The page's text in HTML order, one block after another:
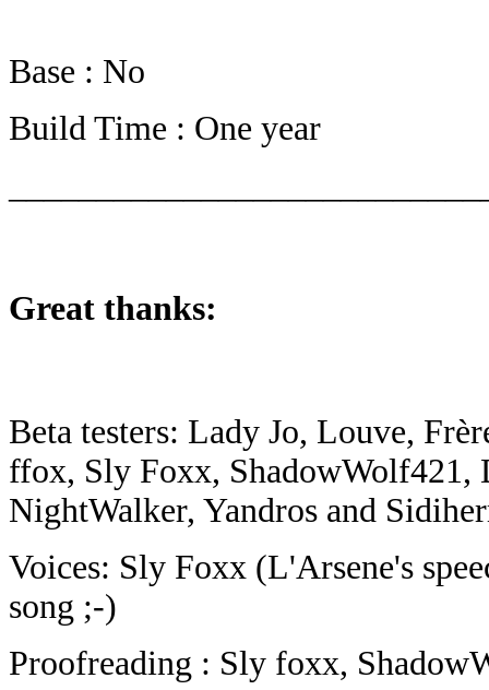
Base : No
Build Time : One year
Great thanks:
Beta testers: Lady Jo, Louve,
ffox, Sly Foxx, ShadowWolf421,
NightWalker, Yandros and
Voices: Sly Foxx (L'Arsene's
song ;-)
Proofreading : Sly foxx,